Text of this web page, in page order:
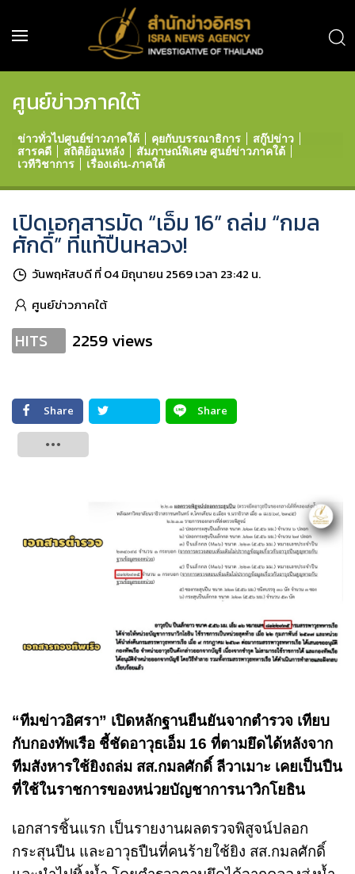
ศูนย์ข่าวภาคใต้
ข่าวทั่วไปศูนย์ข่าวภาคใต้ คุยกับบรรณาธิการ
สกู๊ปข่าว
สารคดี
สถิติย้อนหลัง
สัมภาษณ์พิเศษ ศูนย์ข่าวภาคใต้
เวทีวิชาการ
เรื่องเด่น-ภาคใต้
เปิดเอกสารมัด “เอ็ม 16” ถล่ม “กมล
ศักดิ์” ที่แท้ปืนหลวง!
วันพฤหัสบดี ที่ 04 มิถุนายน 2569 เวลา 23:42 น.
ศูนย์ข่าวภาคใต้
HITS 2259 views
Share
Share
“ทีมข่าวอิศรา” เปิดหลักฐานยืนยันจากตำรวจ เทียบ
กับกองทัพเรือ ชี้ชัดอาวุธเอ็ม 16 ที่ตามยึดได้หลังจาก
ทีมสังหารใช้ยิงถล่ม สส.กมลศักดิ์ ลีวาเมาะ เคยเป็นปืน
ที่ใช้ในราชการของหน่วยบัญชาการนาวิกโยธิน
เอกสารชิ้นแรก เป็นรายงานผลตรวจพิสูจน์ปลอก
กระสุนปืน และอาวุธปืนที่คนร้ายใช้ยิง สส.กมลศักดิ์